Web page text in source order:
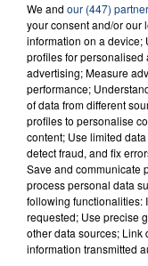
23 juillet 2026
INCENDIE
SON BÉBÉ
Un homme s'est
aspergé sa
d'un liquide
We and our (447)
your consent and/or our
information on a device;
profiles for personalised
advertising; Measure
performance;
of data from different
profiles to personalise
content; Use limited
detect fraud, and fix
Save and communicate
process personal data
following functionalities:
requested; Use precise
other data sources; Link
information transmitted